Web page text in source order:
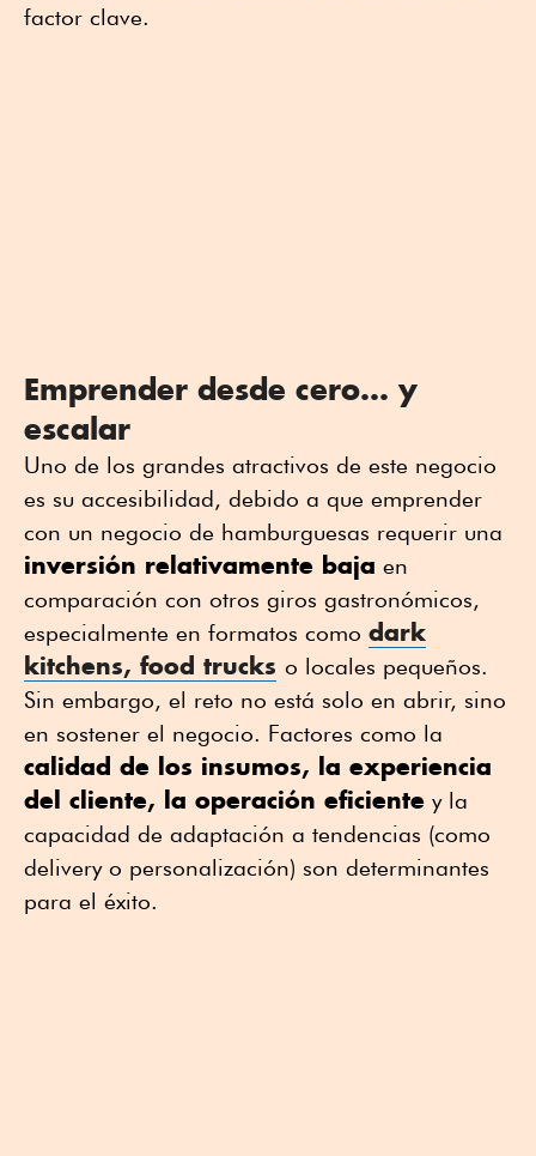
factor clave.
Emprender desde cero… y
escalar
Uno de los grandes atractivos de este negocio
es su accesibilidad, debido a que emprender
con un negocio de hamburguesas requerir una
inversión relativamente baja en
comparación con otros giros gastronómicos,
especialmente en formatos como dark
kitchens, food trucks o locales pequeños.
Sin embargo, el reto no está solo en abrir, sino
en sostener el negocio. Factores como la
calidad de los insumos, la experiencia
del cliente, la operación eficiente y la
capacidad de adaptación a tendencias (como
delivery o personalización) son determinantes
para el éxito.